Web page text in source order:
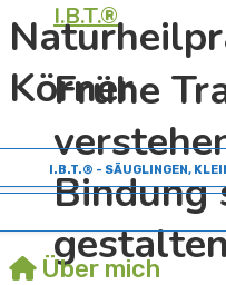
I.B.T.®
Frühe
Bindung
Körner
I.B.T.® - SÄUGLINGEN,
Über mich